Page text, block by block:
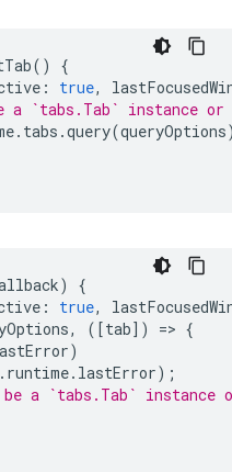
()
{
: true,
`tabs.Tab` instance or
. tabs .query(queryOptions
)
{
: true,
, ([tab]) => {
)
. runtime. lastError);
a `tabs.Tab` instance